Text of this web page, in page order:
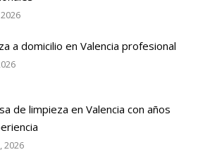
a domicilio en Valencia profesional
de limpieza en Valencia con años
2026